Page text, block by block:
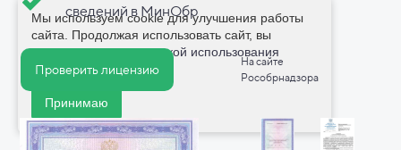
Проверить лицензию
На сайте
Рособрнадзора
сведений в МинОбр
Мы используем cookie для улучшения работы
сайта. Продолжая использовать сайт, вы
соглашаетесь сполитикой использования
cookie.
Принимаю